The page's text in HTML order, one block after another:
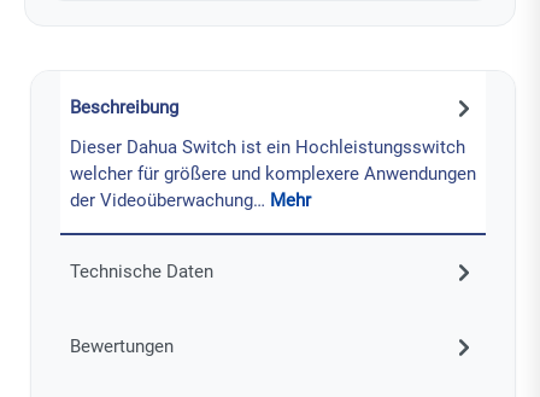
Beschreibung
Dieser Dahua Switch ist ein Hochleistungsswitch
welcher für größere und komplexere Anwendungen
der Videoüberwachung… Mehr
Technische Daten
Bewertungen